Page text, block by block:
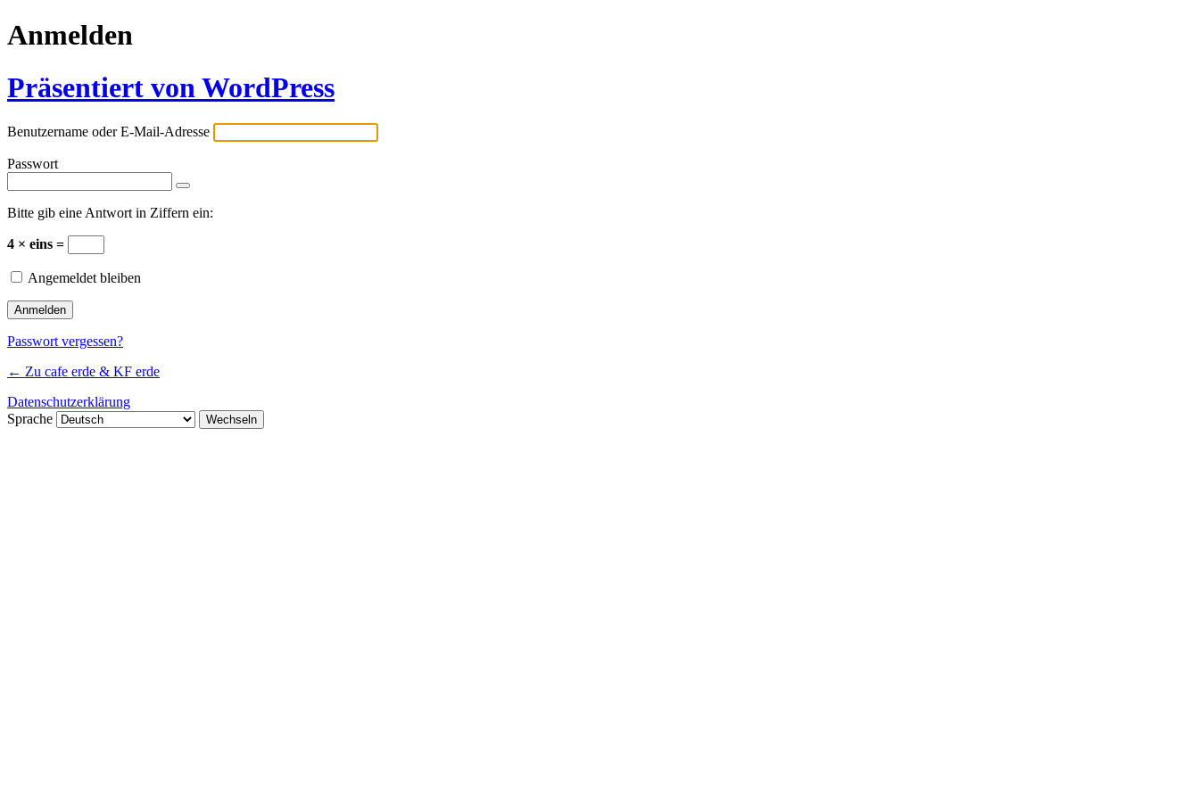
Anmelden
Präsentiert von WordPress
Benutzername oder E-Mail-Adresse
Passwort
Bitte gib eine Antwort in Ziffern ein:
4 × eins =
Angemeldet bleiben
Passwort vergessen?
← Zu cafe erde & KF erde
Datenschutzerklärung
Sprache